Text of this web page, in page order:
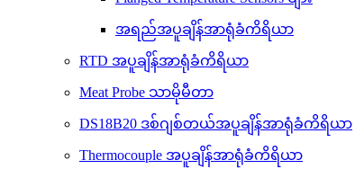
အရည်အပူချိန်အာရုံခံကိရိယာ
RTD အပူချိန်အာရုံခံကိရိယာ
Meat Probe သာမိုမီတာ
DS18B20 ဒစ်ဂျစ်တယ်အပူချိန်အာရုံခံကိရိယာ
Thermocouple အပူချိန်အာရုံခံကိရိယာ